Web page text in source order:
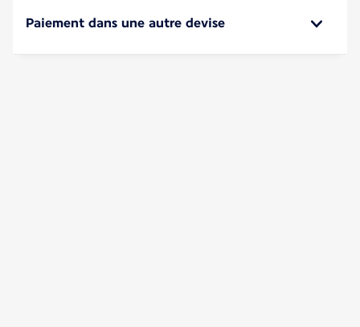
Paiement dans une autre devise